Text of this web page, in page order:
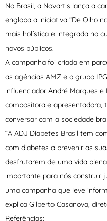
No Brasil, a Novartis lança a
engloba a iniciativa “De Olho
mais holística e integrada no
novos públicos.
A campanha foi criada em
as agências AMZ e o grupo
influenciador André Marques e
compositora e apresentadora,
conversar com a sociedade
“A ADJ Diabetes Brasil tem
com diabetes a prevenir as
desfrutarem de uma vida
importante para nós construir
uma campanha que leve
explica Gilberto Casanova,
Referências: